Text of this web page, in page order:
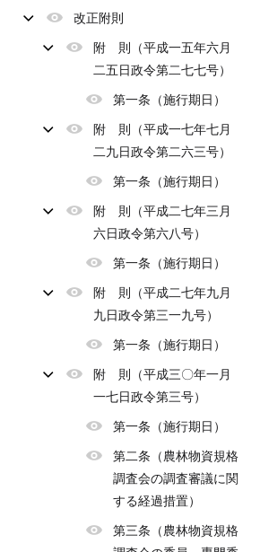
改正附則
附 則（平成一五年六月
二五日政令第二七七号）
第一条（施行期日）
附 則（平成一七年七月
二九日政令第二六三号）
第一条（施行期日）
附 則（平成二七年三月
六日政令第六八号）
第一条（施行期日）
附 則（平成二七年九月
九日政令第三一九号）
第一条（施行期日）
附 則（平成三〇年一月
一七日政令第三号）
第一条（施行期日）
第二条（農林物資規格
調査会の調査審議に関
する経過措置）
第三条（農林物資規格